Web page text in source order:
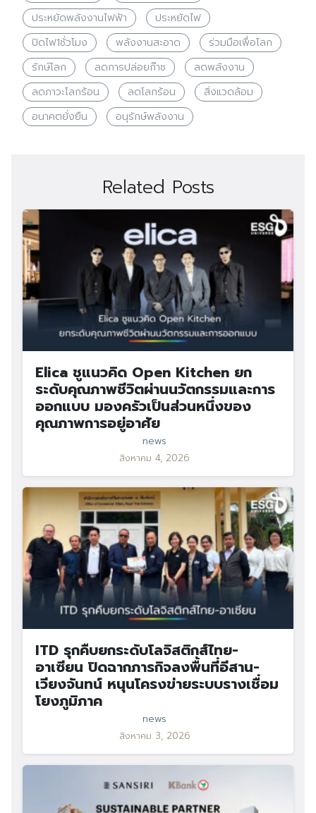
ประหยัดพลังงานไฟฟ้า
ประหยัดไฟ
ปิดไฟ1ชั่วโมง
พลังงานสะอาด
ร่วมมือเพื่อโลก
รักษ์โลก
ลดการปล่อยก๊าซ
ลดพลังงาน
ลดภาวะโลกร้อน
ลดโลกร้อน
สิ่งแวดล้อม
อนาคตยั่งยืน
อนุรักษ์พลังงาน
Related Posts
Elica ชูแนวคิด Open Kitchen ยก
ระดับคุณภาพชีวิตผ่านนวัตกรรมและการ
ออกแบบ มองครัวเป็นส่วนหนึ่งของ
คุณภาพการอยู่อาศัย
news
สิงหาคม 4, 2026
ITD รุกคืบยกระดับโลจิสติกส์ไทย-
อาเซียน ปิดฉากภารกิจลงพื้นที่อีสาน-
เวียงจันทน์ หนุนโครงข่ายระบบรางเชื่อม
โยงภูมิภาค
news
สิงหาคม 3, 2026